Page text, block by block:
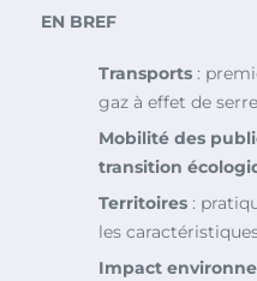
EN BREF
Transports :
gaz à effet de
Mobilité des
transition
Territoires :
les
Impact